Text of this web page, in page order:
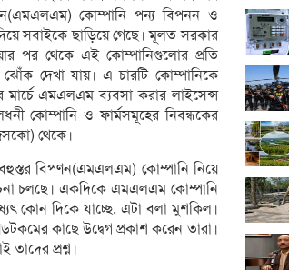
কোম্পানি পন্য বিপনন ও
সবাইকে ছাড়িয়ে গেছে। মূলত সরকার
পর থেকে এই কোম্পানিগুলোর প্রতি
দেখা যায়। এ চারটি কোম্পানিকে
এমএলএম ব্যবসা করার লাইসেন্স
কোম্পানি ও ফার্মসমূহের নিবন্ধকের
থেকে।
বহুস্তর বিপণন(এমএলএম) কোম্পানি নিয়ে
চলছে। একদিকে এমএলএম কোম্পানি
কোন দিকে যাচ্ছে, এটা বলা মুশকিল।
কাছে উদ্বেগ প্রকাশ করেন তারা।
প্রশ্ন।